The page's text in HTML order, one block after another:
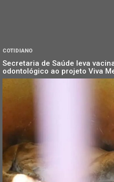
COTIDIANO
Secretaria de Saúde leva
odontológico ao projeto Viva